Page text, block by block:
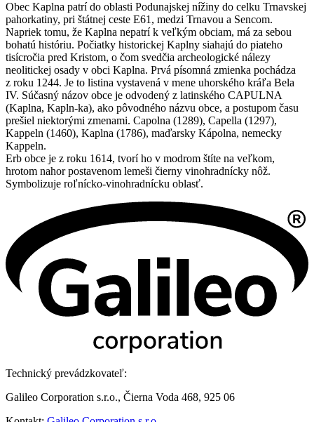
Obec Kaplna patrí do oblasti Podunajskej nížiny do celku Trnavskej
pahorkatiny, pri štátnej ceste E61, medzi Trnavou a Sencom.
Napriek tomu, že Kaplna nepatrí k veľkým obciam, má za sebou
bohatú históriu. Počiatky historickej Kaplny siahajú do piateho
tisícročia pred Kristom, o čom svedčia archeologické nálezy
neolitickej osady v obci Kaplna. Prvá písomná zmienka pochádza
z roku 1244. Je to listina vystavená v mene uhorského kráľa Bela
IV. Súčasný názov obce je odvodený z latinského CAPULNA
(Kaplna, Kapln-ka), ako pôvodného názvu obce, a postupom času
prešiel niektorými zmenami. Capolna (1289), Capella (1297),
Kappeln (1460), Kaplna (1786), maďarsky Kápolna, nemecky
Kappeln.
Erb obce je z roku 1614, tvorí ho v modrom štíte na veľkom,
hrotom nahor postavenom lemeši čierny vinohradnícky nôž.
Symbolizuje roľnícko-vinohradnícku oblasť.
Technický prevádzkovateľ:
Galileo Corporation s.r.o., Čierna Voda 468, 925 06